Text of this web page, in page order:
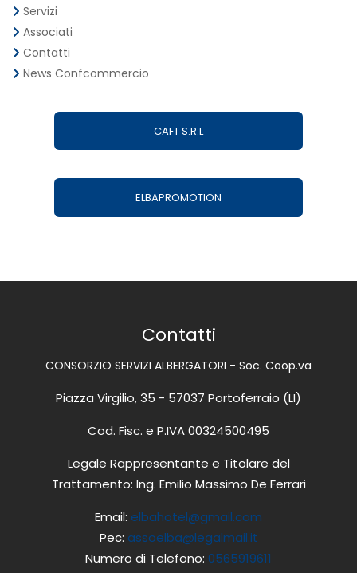
Servizi
Associati
Contatti
News Confcommercio
CAFT S.R.L
ELBAPROMOTION
Contatti
CONSORZIO SERVIZI ALBERGATORI - Soc. Coop.va
Piazza Virgilio, 35 - 57037 Portoferraio (LI)
Cod. Fisc. e P.IVA 00324500495
Legale Rappresentante e Titolare del
Trattamento: Ing. Emilio Massimo De Ferrari
Email: elbahotel@gmail.com
Pec: assoelba@legalmail.it
Numero di Telefono: 0565919611